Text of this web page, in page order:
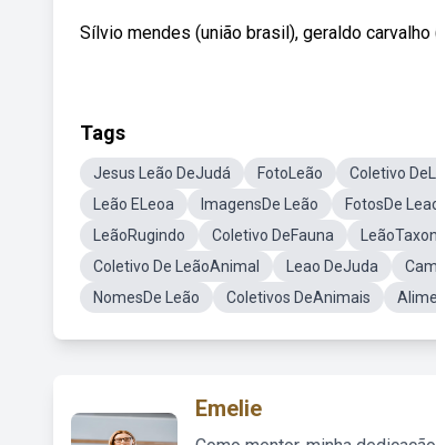
Sílvio mendes (união brasil), geraldo
Tags
Jesus Leão DeJudá FotoLeão Coletivo
Leão ELeoa
ImagensDe Leão FotosDe
LeãoRugindo
Coletivo DeFauna
Coletivo De LeãoAnimal
Leao DeJuda
NomesDe Leão
Coletivos DeAnimais
Emelie